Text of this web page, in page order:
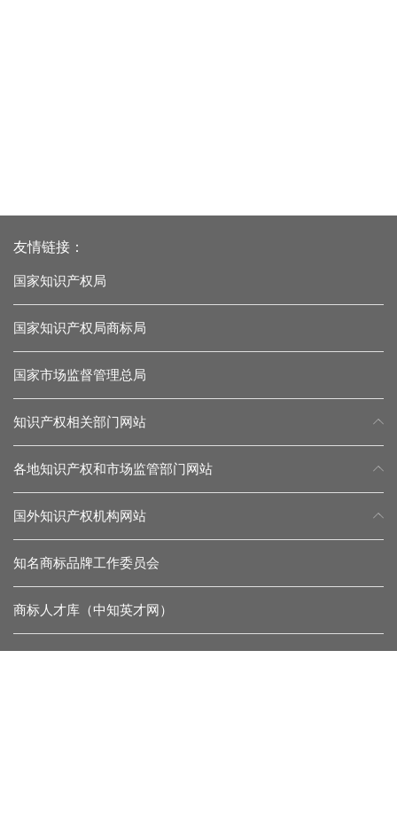
友情链接：
国家知识产权局
国家知识产权局商标局
国家市场监督管理总局
知识产权相关部门网站
各地知识产权和市场监管部门网站
国外知识产权机构网站
知名商标品牌工作委员会
商标人才库（中知英才网）